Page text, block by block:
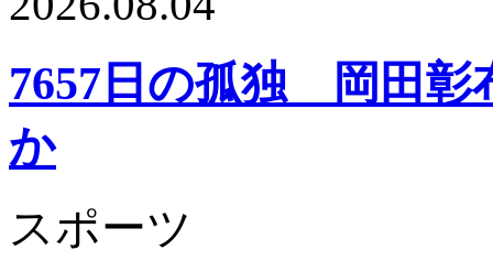
7657日の孤独 岡田彰
か
スポーツ